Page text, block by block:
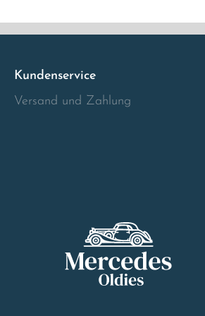
Kundenservice
Versand und Zahlung
Lithuania
Montenegro
Netherlands